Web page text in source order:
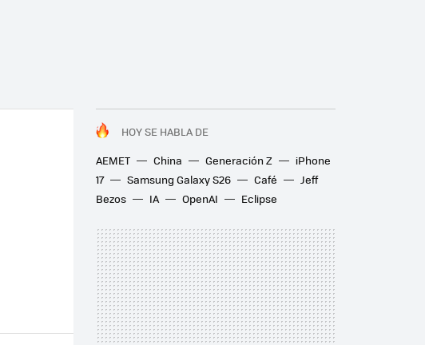
HOY SE HABLA DE
AEMET
China Generación Z
iPhone
17
Samsung Galaxy S26 Café
Jeff
Bezos
IA OpenAI Eclipse